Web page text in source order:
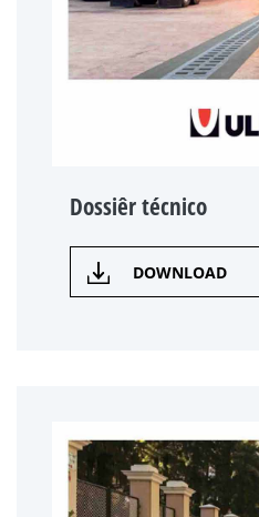
Dossiêr técnico
DOWNLOAD